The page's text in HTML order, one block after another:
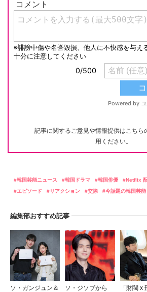
記事に関するご意見や情報提供はこちら
用ください。
韓国芸能ニュース 韓国ドラマ 韓国俳優 Netflix
エピソード
リアクション 交際 今話題の韓国芸能
編集部おすすめ記事
ソ・ガンジュン＆
ソ・ジソブから
「財閥 x